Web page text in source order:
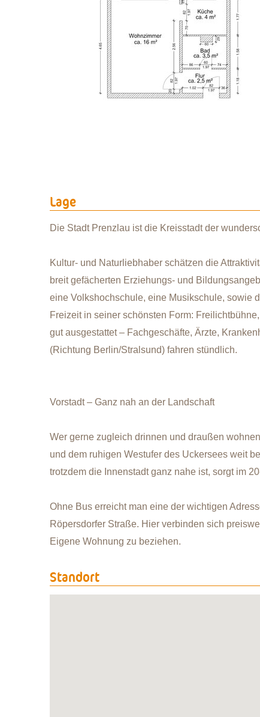
Lage
Die Stadt Prenzlau ist die Kreisstadt der
Kultur- und Naturliebhaber schätzen die
breit gefächerten Erziehungs- und
eine Volkshochschule, eine Musikschule, sowie
Freizeit in seiner schönsten Form:
gut ausgestattet – Fachgeschäfte, Ärzte,
(Richtung Berlin/Stralsund) fahren stündlich.
Vorstadt – Ganz nah an der Landschaft
Wer gerne zugleich drinnen und draußen
und dem ruhigen Westufer des Uckersees weit
trotzdem die Innenstadt ganz nahe ist, sorgt im
Ohne Bus erreicht man eine der wichtigen
Röpersdorfer Straße. Hier verbinden sich
Eigene Wohnung zu beziehen.
Standort